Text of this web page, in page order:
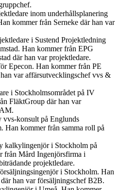
inom underhållsplanering
kommer från Serneke där han var
i Sustend Projektledning
Han kommer från EPG
där han var projektledare.
Epecon. Han kommer från PE
var affärsutvecklingschef vvs &
i Stockholmsområdet på IV
FläktGroup där han var
vvs-konsult på Englunds
Han kommer från samma roll på
kalkylingenjör i Stockholm på
från Mård Ingenjörsfirma i
projektledare.
i Stockholm. Han
han var försäljningschef B2B.